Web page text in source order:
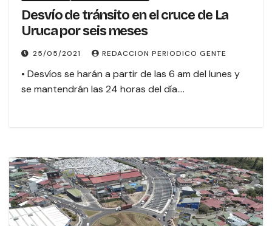
Desvío de tránsito en el cruce de La
Uruca por seis meses
25/05/2021 REDACCION PERIODICO GENTE
• Desvíos se harán a partir de las 6 am del lunes y
se mantendrán las 24 horas del día.…